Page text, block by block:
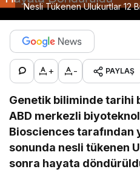
Nesli Tükenen Ulukurtlar 12
+ - PAYLAŞ
Genetik biliminde tarihi
ABD merkezli
Biosciences tarafından
sonunda nesli tükenen
sonra hayata